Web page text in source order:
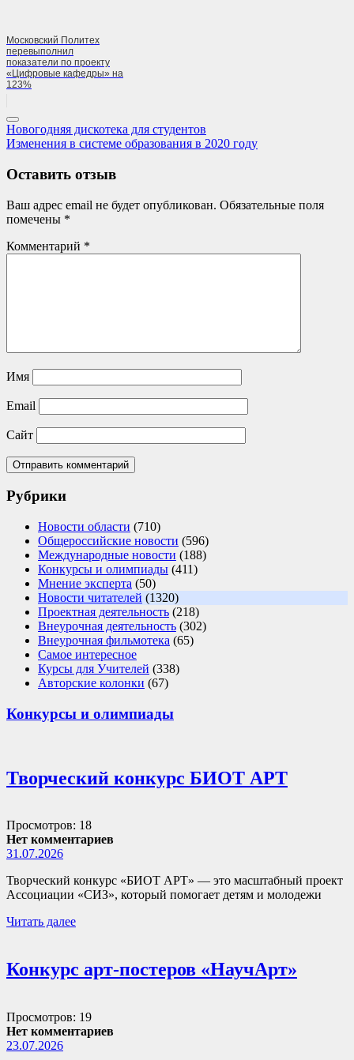
Московский Политех
перевыполнил
показатели по проекту
«Цифровые кафедры» на
123%
Навигация
по
записям
Previous
Post:
Новогодняя дискотека для студентов
Next
Изменения в системе образования в 2020 году
Оставить отзыв
Ваш адрес email не будет опубликован. Обязательные поля
помечены *
Комментарий *
Имя
Email
Сайт
Рубрики
Новости области (710)
Общероссийские новости (596)
Международные новости (188)
Конкурсы и олимпиады (411)
Мнение эксперта (50)
Новости читателей (1320)
Проектная деятельность (218)
Внеурочная деятельность (302)
Внеурочная фильмотека (65)
Самое интересное
Курсы для Учителей (338)
Авторские колонки (67)
Конкурсы и олимпиады
Творческий конкурс БИОТ АРТ
Просмотров: 18
Нет комментариев
31.07.2026
Творческий конкурс «БИОТ АРТ» — это масштабный проект
Ассоциации «СИЗ», который помогает детям и молодежи
Читать далее
Конкурс арт-постеров «НаучАрт»
Просмотров: 19
Нет комментариев
23.07.2026